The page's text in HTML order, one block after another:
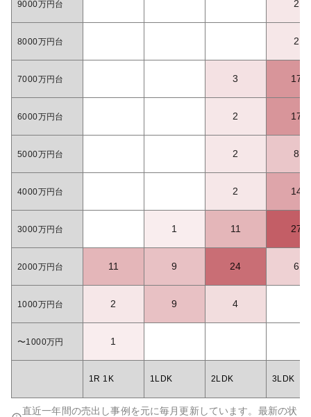
9000万円台 2
8000万円台 2
7000万円台 3 17
6000万円台 2 17
5000万円台 2 8
4000万円台 2 14
3000万円台 1 11 27
2000万円台 11 9 24 6
1000万円台 2 9 4
〜1000万円 1
1R 1K 1LDK 2LDK 3LDK
直近一年間の売出し事例を元に毎月更新しています。最新の状